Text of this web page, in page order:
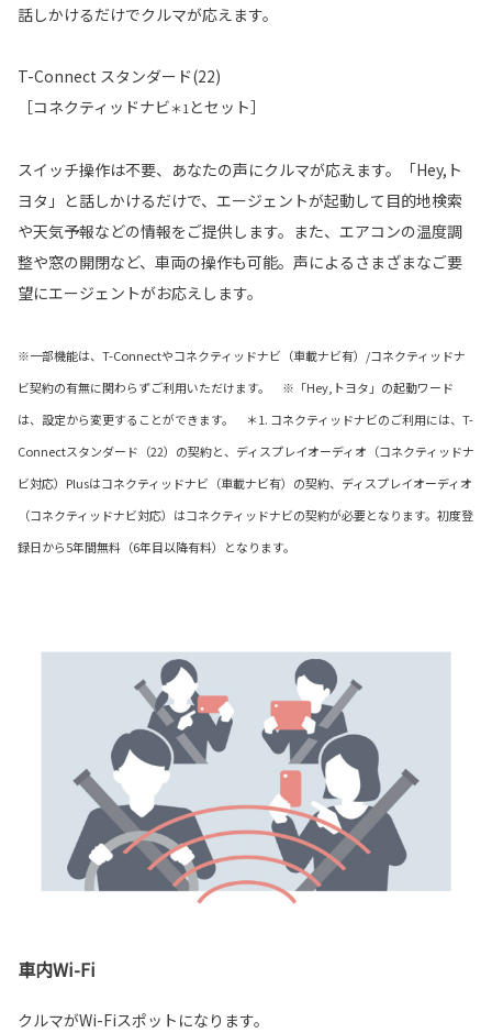
話しかけるだけでクルマが応えます。
T-Connect スタンダード(22)
［コネクティッドナビ＊1 とセット］
スイッチ操作は不要、あなたの声にクルマが応えます。「Hey,ト
ヨタ」と話しかけるだけで、エージェントが起動して目的地検索
や天気予報などの情報をご提供します。また、エアコンの温度調
整や窓の開閉など、車両の操作も可能。声によるさまざまなご要
望にエージェントがお応えします。
※一部機能は、T-Connectやコネクティッドナビ（車載ナビ有）/コネクティッドナ
ビ契約の有無に関わらずご利用いただけます。 ※「Hey,トヨタ」の起動ワード
は、設定から変更することができます。 ＊1. コネクティッドナビのご利用には、T-
Connectスタンダード（22）の契約と、ディスプレイオーディオ（コネクティッドナ
ビ対応）Plusはコネクティッドナビ（車載ナビ有）の契約、ディスプレイオーディオ
（コネクティッドナビ対応）はコネクティッドナビの契約が必要となります。初度登
録日から5年間無料（6年目以降有料）となります。
車内Wi-Fi
クルマがWi-Fiスポットになります。